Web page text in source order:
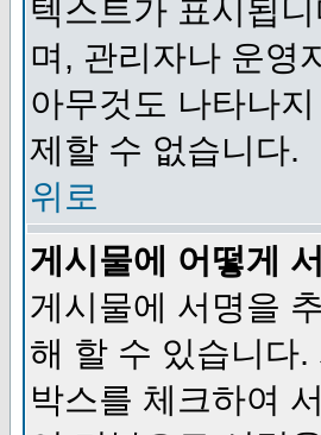
텍스트가 표시됩
며, 관리자나 운영
아무것도 나타나
제할 수 없습니다.
위로
게시물에 어떻게
게시물에 서명을
해 할 수 있습니다
박스를 체크하여